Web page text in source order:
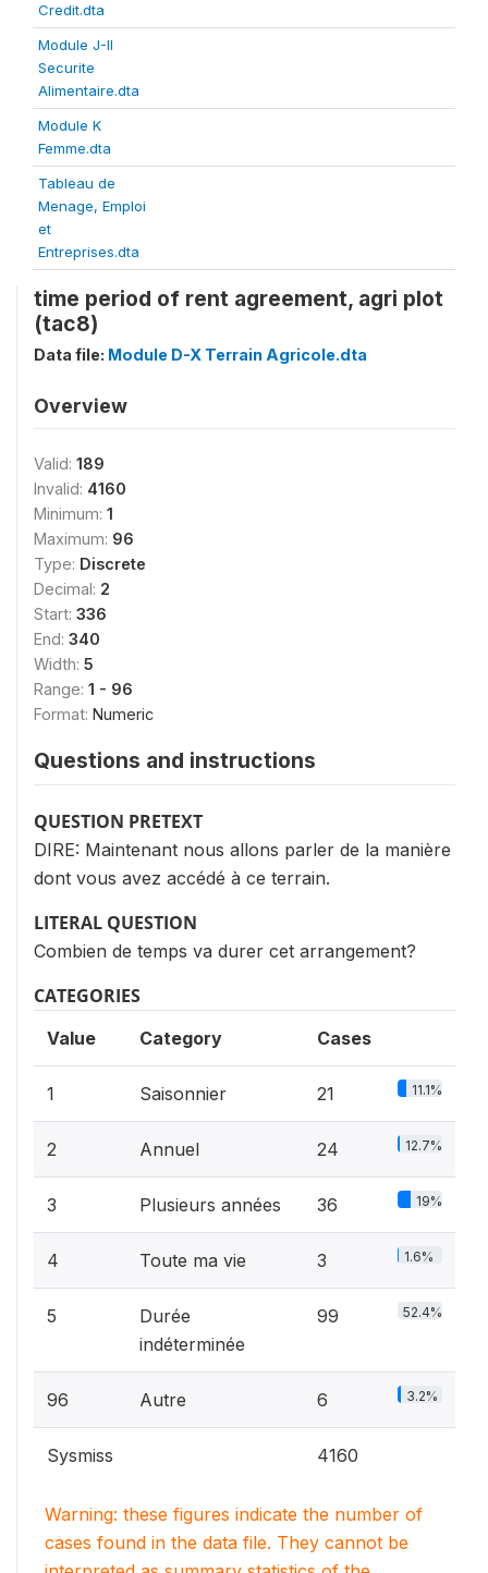
Credit.dta
Module J-II
Securite
Alimentaire.dta
Module K
Femme.dta
Tableau de
Menage, Emploi
et
Entreprises.dta
time period of rent agreement, agri plot
(tac8)
Data file: Module D-X Terrain Agricole.dta
Overview
Valid: 189
Invalid: 4160
Minimum: 1
Maximum: 96
Type: Discrete
Decimal: 2
Start: 336
End: 340
Width: 5
Range: 1 - 96
Format: Numeric
Questions and instructions
QUESTION PRETEXT
DIRE: Maintenant nous allons parler de la manière
dont vous avez accédé à ce terrain.
LITERAL QUESTION
Combien de temps va durer cet arrangement?
CATEGORIES
Value Category Cases
1 Saisonnier 21 11.1%
2 Annuel 24 12.7%
3 Plusieurs années 36 19%
4 Toute ma vie 3 1.6%
5
Durée
indéterminée
99 52.4%
96 Autre 6 3.2%
Sysmiss 4160
Warning: these figures indicate the number of
cases found in the data file. They cannot be